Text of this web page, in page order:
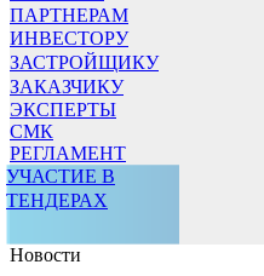
ПАРТНЕРАМ
ИНВЕСТОРУ
ЗАСТРОЙЩИКУ
ЗАКАЗЧИКУ
ЭКСПЕРТЫ
СМК
РЕГЛАМЕНТ
УЧАСТИЕ В
ТЕНДЕРАХ
Новости